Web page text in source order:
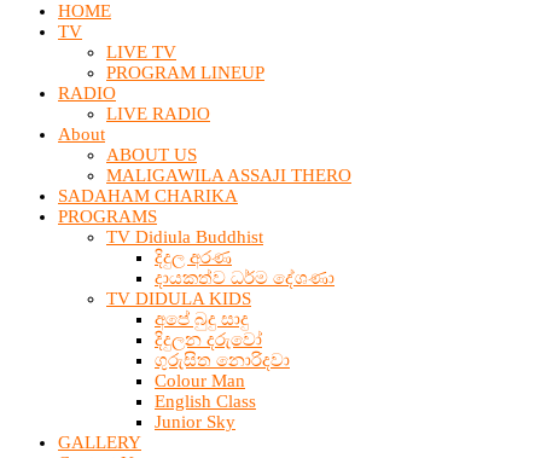
HOME
TV
LIVE TV
PROGRAM LINEUP
RADIO
LIVE RADIO
About
ABOUT US
MALIGAWILA ASSAJI THERO
SADAHAM CHARIKA
PROGRAMS
TV Didiula Buddhist
දිදුල අරණ
දායකත්ව ධර්ම දේශණා
TV DIDULA KIDS
අපේ බුදු සාදු
දිදුලන දරුවෝ
ගුරුසිත නොරිදවා
Colour Man
English Class
Junior Sky
GALLERY